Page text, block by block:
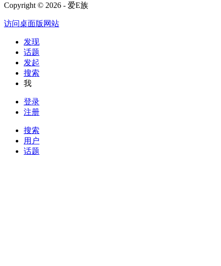
Copyright © 2026 - 爱E族
访问桌面版网站
发现
话题
发起
搜索
我
登录
注册
搜索
用户
话题